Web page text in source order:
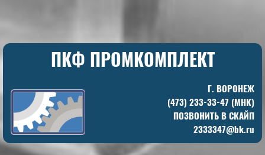
Г. ВОРОНЕЖ
(473) 233-33-47 (МНК)
ПОЗВОНИТЬ В СКАЙП
2333347@bk.ru
ПКФ ПРОМКОМПЛЕКТ